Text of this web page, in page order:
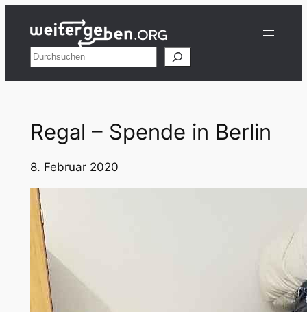
Inhalt
springenSuchen
Regal – Spende in Berlin
8. Februar 2020